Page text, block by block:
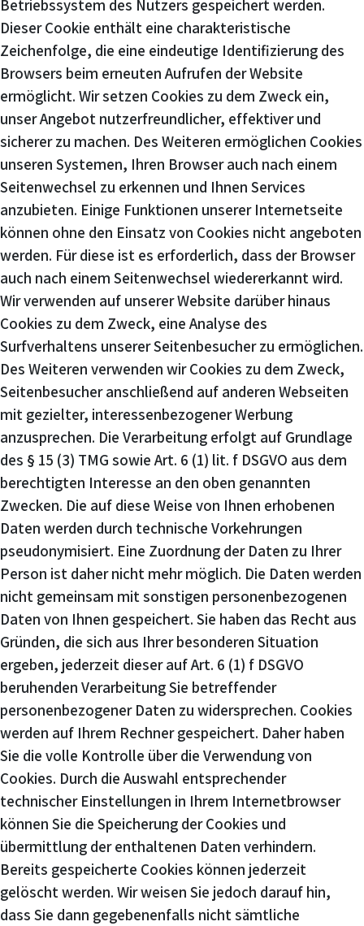
Betriebssystem des Nutzers gespeichert werden.
Dieser Cookie enthält eine charakteristische
Zeichenfolge, die eine eindeutige Identifizierung des
Browsers beim erneuten Aufrufen der Website
ermöglicht. Wir setzen Cookies zu dem Zweck ein,
unser Angebot nutzerfreundlicher, effektiver und
sicherer zu machen. Des Weiteren ermöglichen Cookies
unseren Systemen, Ihren Browser auch nach einem
Seitenwechsel zu erkennen und Ihnen Services
anzubieten. Einige Funktionen unserer Internetseite
können ohne den Einsatz von Cookies nicht angeboten
werden. Für diese ist es erforderlich, dass der Browser
auch nach einem Seitenwechsel wiedererkannt wird.
Wir verwenden auf unserer Website darüber hinaus
Cookies zu dem Zweck, eine Analyse des
Surfverhaltens unserer Seitenbesucher zu ermöglichen.
Des Weiteren verwenden wir Cookies zu dem Zweck,
Seitenbesucher anschließend auf anderen Webseiten
mit gezielter, interessenbezogener Werbung
anzusprechen. Die Verarbeitung erfolgt auf Grundlage
des § 15 (3) TMG sowie Art. 6 (1) lit. f DSGVO aus dem
berechtigten Interesse an den oben genannten
Zwecken. Die auf diese Weise von Ihnen erhobenen
Daten werden durch technische Vorkehrungen
pseudonymisiert. Eine Zuordnung der Daten zu Ihrer
Person ist daher nicht mehr möglich. Die Daten werden
nicht gemeinsam mit sonstigen personenbezogenen
Daten von Ihnen gespeichert. Sie haben das Recht aus
Gründen, die sich aus Ihrer besonderen Situation
ergeben, jederzeit dieser auf Art. 6 (1) f DSGVO
beruhenden Verarbeitung Sie betreffender
personenbezogener Daten zu widersprechen. Cookies
werden auf Ihrem Rechner gespeichert. Daher haben
Sie die volle Kontrolle über die Verwendung von
Cookies. Durch die Auswahl entsprechender
technischer Einstellungen in Ihrem Internetbrowser
können Sie die Speicherung der Cookies und
übermittlung der enthaltenen Daten verhindern.
Bereits gespeicherte Cookies können jederzeit
gelöscht werden. Wir weisen Sie jedoch darauf hin,
dass Sie dann gegebenenfalls nicht sämtliche